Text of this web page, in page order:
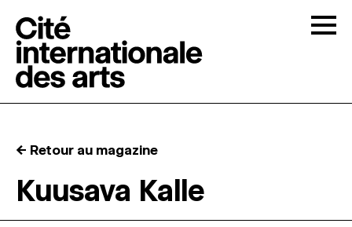
RÉSIDENCES ↓
← Retour au magazine
Kuusava Kalle